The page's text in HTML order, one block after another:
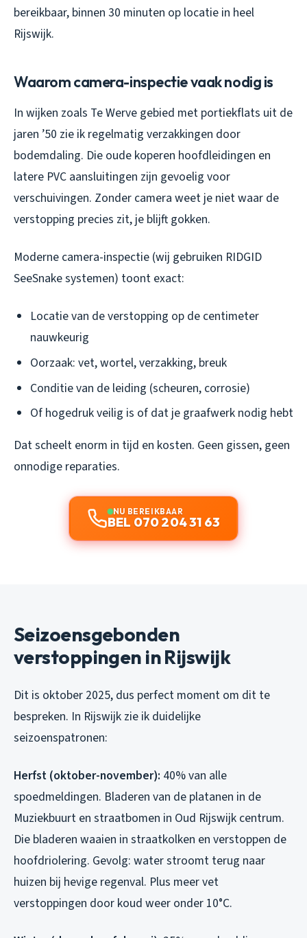
bereikbaar, binnen 30 minuten op locatie in heel
Rijswijk.
Waarom camera-inspectie vaak nodig is
In wijken zoals Te Werve gebied met portiekflats uit de
jaren ’50 zie ik regelmatig verzakkingen door
bodemdaling. Die oude koperen hoofdleidingen en
latere PVC aansluitingen zijn gevoelig voor
verschuivingen. Zonder camera weet je niet waar de
verstopping precies zit, je blijft gokken.
Moderne camera-inspectie (wij gebruiken RIDGID
SeeSnake systemen) toont exact:
Locatie van de verstopping op de centimeter
nauwkeurig
Oorzaak: vet, wortel, verzakking, breuk
Conditie van de leiding (scheuren, corrosie)
Of hogedruk veilig is of dat je graafwerk nodig hebt
Dat scheelt enorm in tijd en kosten. Geen gissen, geen
onnodige reparaties.
NU BEREIKBAAR
BEL 070 204 31 63
Seizoensgebonden
verstoppingen in Rijswijk
Dit is oktober 2025, dus perfect moment om dit te
bespreken. In Rijswijk zie ik duidelijke
seizoenspatronen:
Herfst (oktober-november): 40% van alle
spoedmeldingen. Bladeren van de platanen in de
Muziekbuurt en straatbomen in Oud Rijswijk centrum.
Die bladeren waaien in straatkolken en verstoppen de
hoofdriolering. Gevolg: water stroomt terug naar
huizen bij hevige regenval. Plus meer vet
verstoppingen door koud weer onder 10°C.